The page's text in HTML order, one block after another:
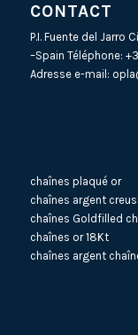
CONTACT
P.I. Fuente del Jarro
–Spain Téléphone:
Adresse e-mail:
chaînes plaqué or
chaînes argent
chaînes Goldfilled
chaînes or 18Kt
chaînes argent